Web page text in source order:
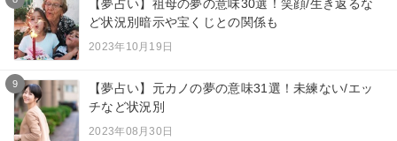
【夢占い】祖母の夢の意味30選！笑顔/生き返るな
ど状況別暗示や宝くじとの関係も
2023年10月19日
9
【夢占い】元カノの夢の意味31選！未練ない/エッ
チなど状況別
2023年08月30日